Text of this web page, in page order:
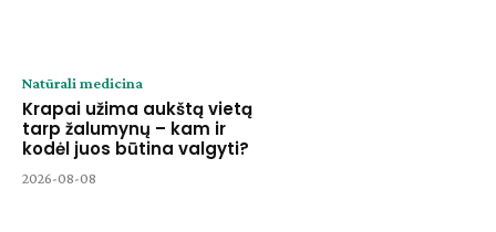
Natūrali medicina
Krapai užima aukštą vietą
tarp žalumynų – kam ir
kodėl juos būtina valgyti?
2026-08-08